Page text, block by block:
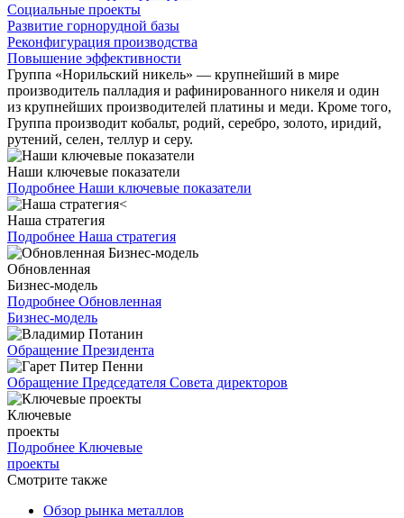
Социальные проекты
Развитие горнорудной базы
Реконфигурация производства
Повышение эффективности
Группа «Норильский никель» — крупнейший в мире
производитель палладия и рафинированного никеля и один
из крупнейших производителей платины и меди. Кроме того,
Группа производит кобальт, родий, серебро, золото, иридий,
рутений, селен, теллур и серу.
Наши ключевые показатели
Подробнее Наши ключевые показатели
Наша стратегия
Подробнее Наша стратегия
Обновленная
Бизнес-модель
Подробнее Обновленная
Бизнес-модель
Обращение Президента
Обращение Председателя Совета директоров
Ключевые
проекты
Подробнее Ключевые
проекты
Смотрите также
Обзор рынка металлов